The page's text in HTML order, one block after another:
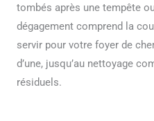
tombés après une tempête
dégagement comprend la
servir pour votre foyer de
d’une, jusqu’au nettoyage
résiduels.